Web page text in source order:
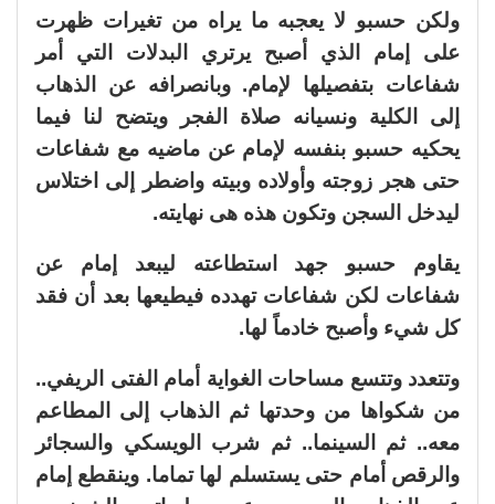
ولكن حسبو لا يعجبه ما يراه من تغيرات ظهرت
على إمام الذي أصبح يرتري البدلات التي أمر
شفاعات بتفصيلها لإمام. وبانصرافه عن الذهاب
إلى الكلية ونسيانه صلاة الفجر ويتضح لنا فيما
يحكيه حسبو بنفسه لإمام عن ماضيه مع شفاعات
حتى هجر زوجته وأولاده وبيته واضطر إلى اختلاس
ليدخل السجن وتكون هذه هى نهايته.
يقاوم حسبو جهد استطاعته ليبعد إمام عن
شفاعات لكن شفاعات تهدده فيطيعها بعد أن فقد
كل شيء وأصبح خادماً لها.
وتتعدد وتتسع مساحات الغواية أمام الفتى الريفي..
من شكواها من وحدتها ثم الذهاب إلى المطاعم
معه.. ثم السينما.. ثم شرب الويسكي والسجائر
والرقص أمام حتى يستسلم لها تماما. وينقطع إمام